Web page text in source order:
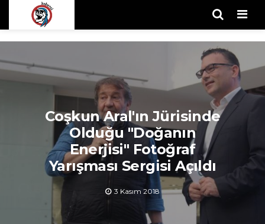
Coşkun Aral'ın Jürisinde
Olduğu "Doğanın
Enerjisi" Fotoğraf
Yarışması Sergisi Açıldı
3 Kasım 2018